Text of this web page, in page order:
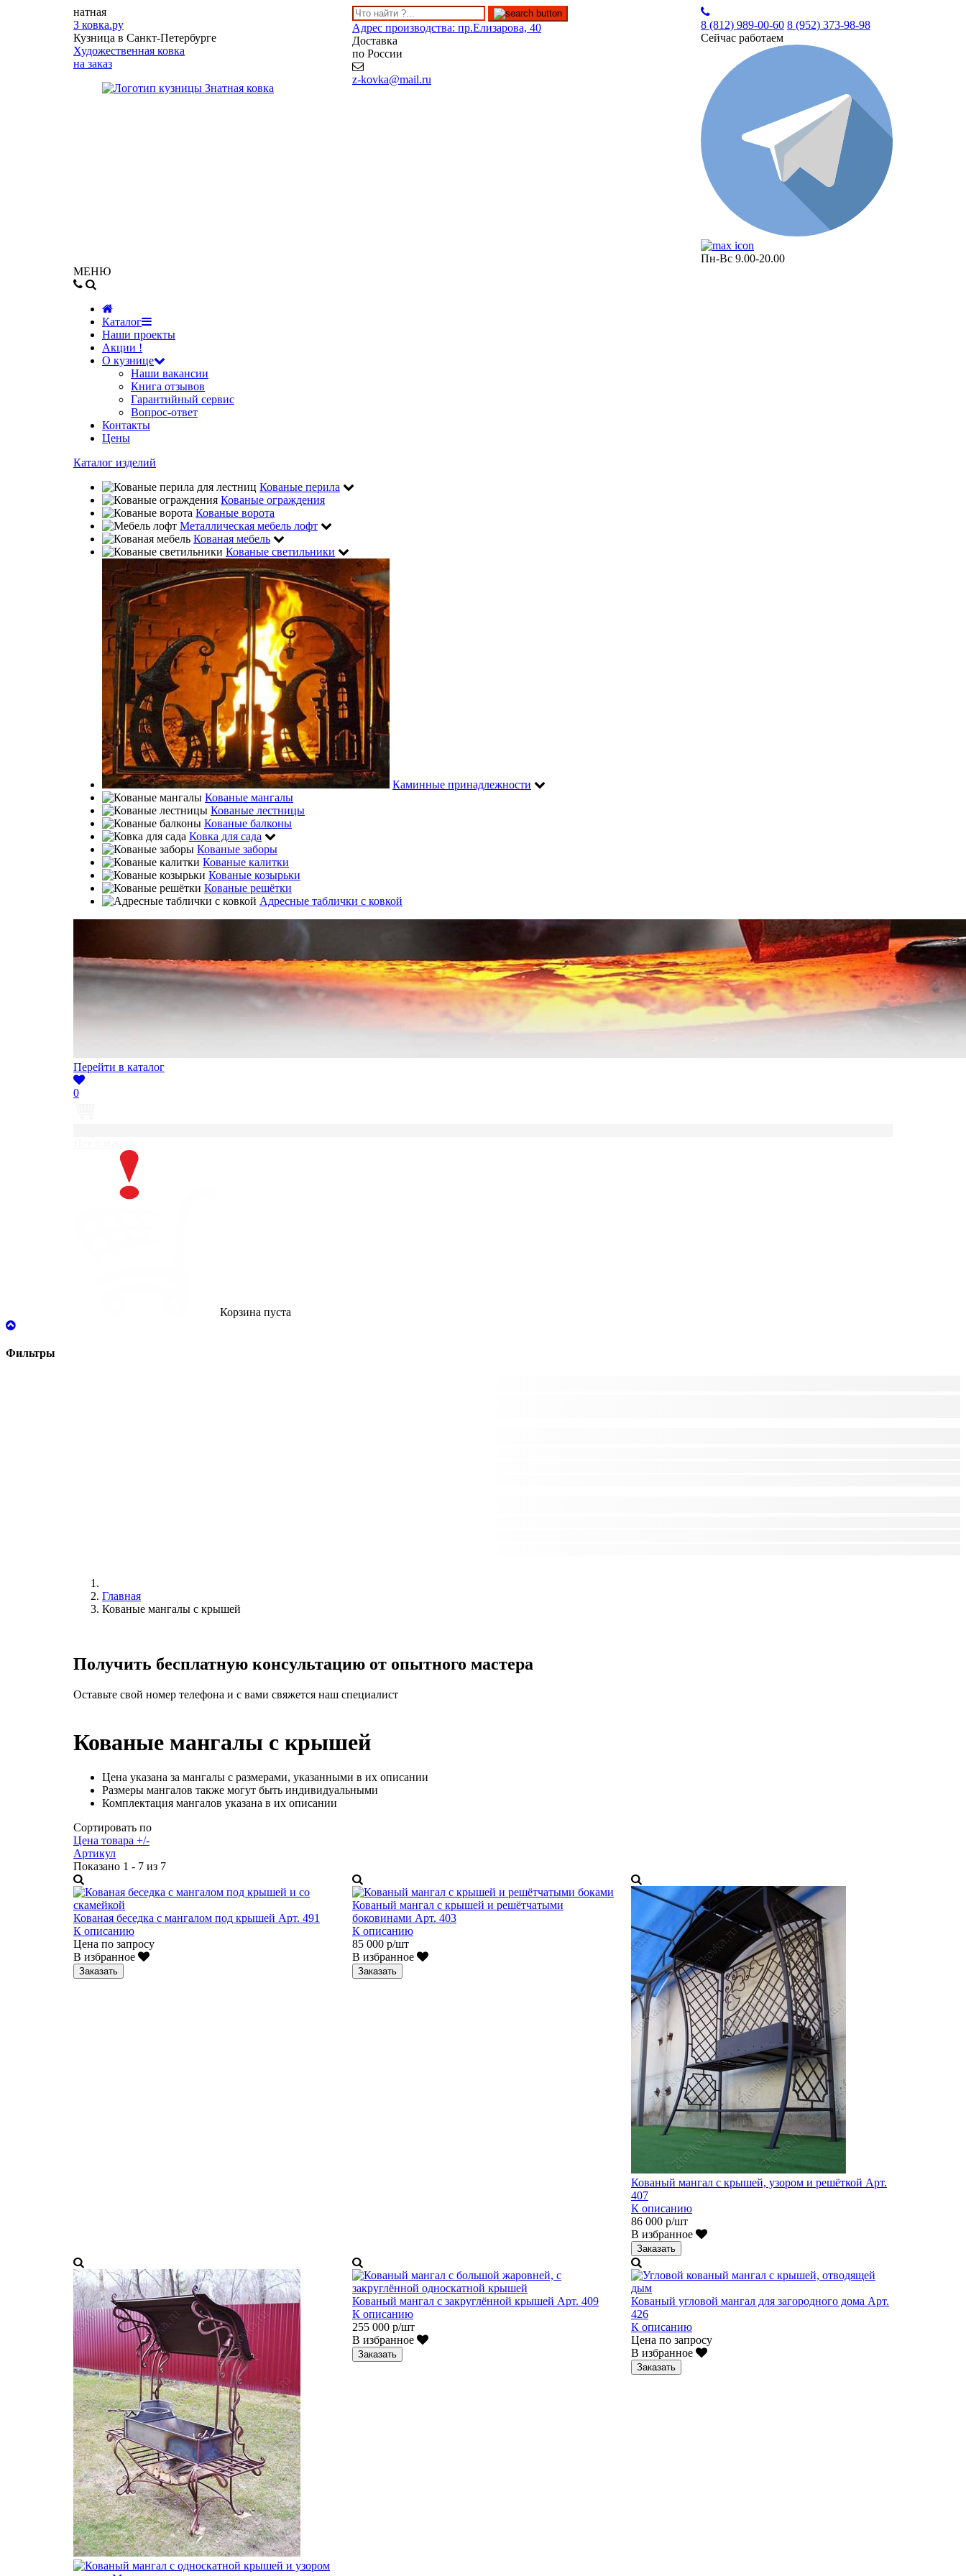
натная
З ковка.ру
Кузница в Санкт-Петербурге
Художественная ковка
на заказ
Адрес производства: пр.Елизарова, 40
Доставка
по России
z-kovka@mail.ru
8 (812)989-00-60 8 (952)373-98-98
Сейчас работаем
Пн-Вс 9.00-20.00
МЕНЮ
Каталог
Наши проекты
Акции !
О кузнице
Наши вакансии
Книга отзывов
Гарантийный сервис
Вопрос-ответ
Контакты
Цены
Каталог изделий
Кованые перила
Кованые ограждения
Кованые ворота
Металлическая мебель лофт
Кованая мебель
Кованые светильники
Каминные принадлежности
Кованые мангалы
Кованые лестницы
Кованые балконы
Ковка для сада
Кованые заборы
Кованые калитки
Кованые козырьки
Кованые решётки
Адресные таблички с ковкой
Перейти в каталог
0
Корзина пуста
Фильтры
Главная
Кованые мангалы с крышей
Получить бесплатную консультацию от опытного мастера
Оставьте свой номер телефона и с вами свяжется наш специалист
Кованые мангалы с крышей
Цена указана за мангалы с размерами, указанными в их описании
Размеры мангалов также могут быть индивидуальными
Комплектация мангалов указана в их описании
Сортировать по
Цена товара +/-
Артикул
Показано 1 - 7 из 7
Кованая беседка с мангалом под крышей Арт. 491
К описанию
Цена по запросу
В избранное
Заказать
Кованый мангал с крышей и решётчатыми
боковинами Арт. 403
К описанию
85 000 р/шт
В избранное
Заказать
Кованый мангал с крышей, узором и решёткой Арт.
407
К описанию
86 000 р/шт
В избранное
Заказать
Кованый мангал с закруглённой крышей Арт. 409
К описанию
255 000 р/шт
В избранное
Заказать
Кованый угловой мангал для загородного дома Арт.
426
К описанию
Цена по запросу
В избранное
Заказать